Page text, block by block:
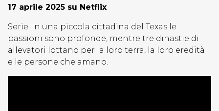
17 aprile 2025 su Netflix
Serie. In una piccola cittadina del Texas le
passioni sono profonde, mentre tre dinastie di
allevatori lottano per la loro terra, la loro eredità
e le persone che amano.